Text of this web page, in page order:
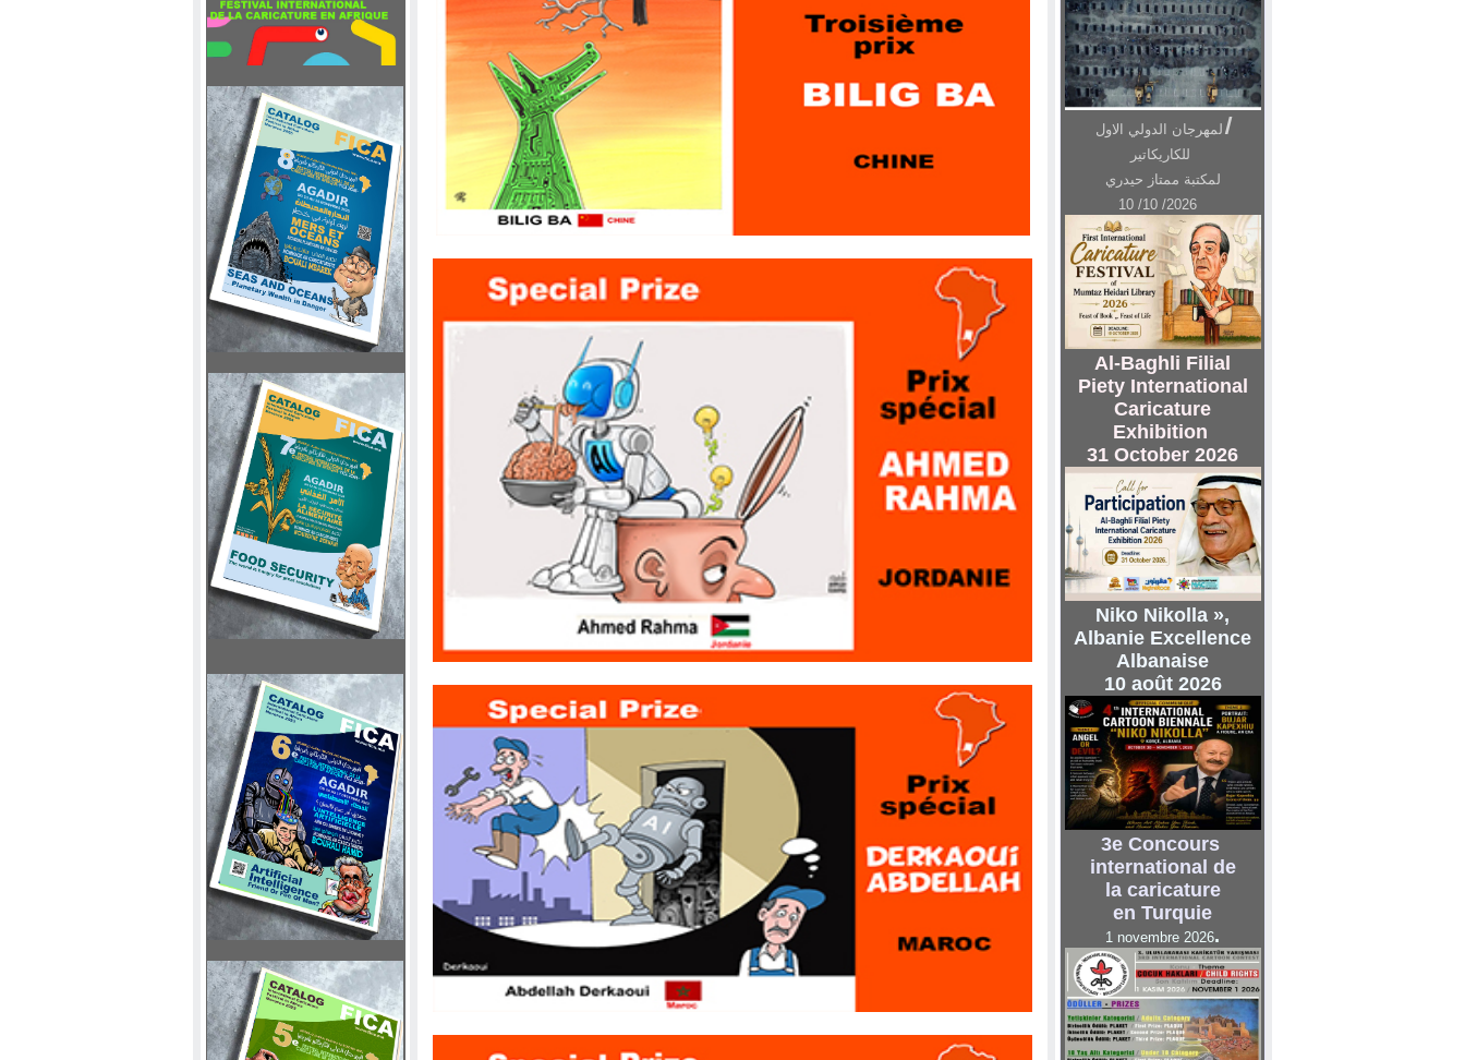
ا لمهرجان الدولي الاول
لمکتبة ممتاز حیدري
10 /10 /2026
Al-Baghli Filial
Piety International
Caricature
Exhibition
31 October 2026
Niko Nikolla »,
Albanie Excellence
Albanaise
10 août 2026
3e Concours
international de
lacaricature
en Turquie
1 novembre 2026.